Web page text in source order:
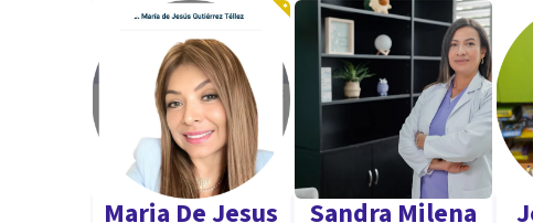
Maria De Jesus
Sandra Milena